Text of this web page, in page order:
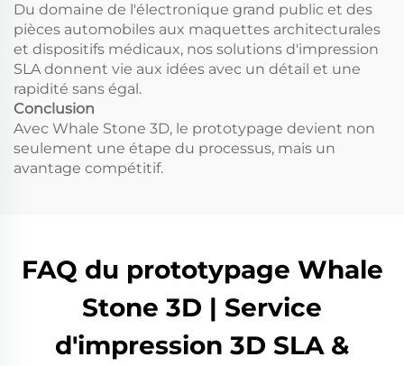
Du domaine de l'électronique grand public et des
pièces automobiles aux maquettes architecturales
et dispositifs médicaux, nos solutions d'impression
SLA donnent vie aux idées avec un détail et une
rapidité sans égal.
Conclusion
Avec Whale Stone 3D, le prototypage devient non
seulement une étape du processus, mais un
avantage compétitif.
FAQ du prototypage Whale
Stone 3D | Service
d'impression 3D SLA &